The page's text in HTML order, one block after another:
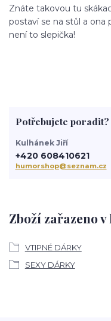
Znáte takovou tu
postaví se na stůl a ona
není to slepička!
Zboží zařazeno
VTIPNÉ DÁRKY
SEXY DÁRKY
Potřebujete poradit?
Kulhánek Jiří
+420 608410621
humorshop@seznam.cz